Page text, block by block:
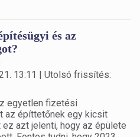
és az
13:11 | Utolsó frissítés:
egyetlen fizetési
az építtetőnek egy kicsit
azt jelenti, hogy az épülete